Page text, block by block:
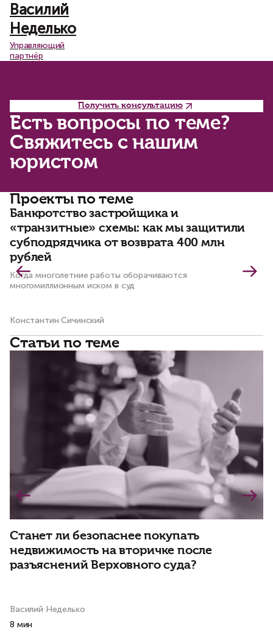
Василий
Неделько
Управляющий
партнёр
Есть вопросы по теме?
Свяжитесь с нашим
юристом
Получить консультацию
Проекты по теме
Банкротство застройщика и
«транзитные» схемы: как мы защитили
субподрядчика от возврата 400 млн
рублей
Когда многолетние работы оборачиваются
многомиллионным иском в суд
Константин Сичинский
Статьи по теме
Станет ли безопаснее покупать
недвижимость на вторичке после
разъяснений Верховного суда?
Василий Неделько
8 мин